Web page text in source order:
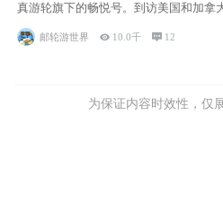
真游轮旗下的畅悦号。到访美国和加拿
个州/省：美国华盛顿州
邮轮游世界  10.0千  12
为保证内容时效性，仅